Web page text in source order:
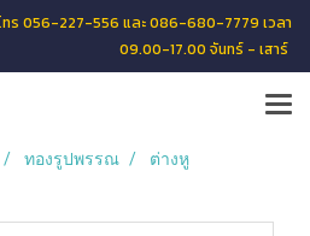
ทร 056-227-556 และ 086-680-7779 เวลา
09.00-17.00 จันทร์ - เสาร์
ทองรูปพรรณ
ต่างหู